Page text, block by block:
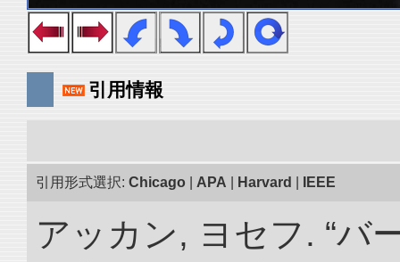
引用情報
引用形式選択: Chicago APA Harvard IEEE
アッカン, ヨセフ. “バ